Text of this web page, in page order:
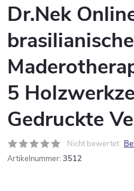
Dr.Nek
5
Gedruckte
Nicht bewertet
Artikelnummer: 3512